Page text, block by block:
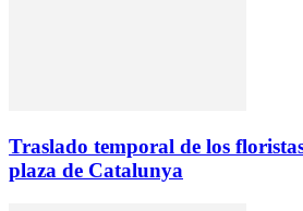
Traslado temporal de los
plaza de Catalunya